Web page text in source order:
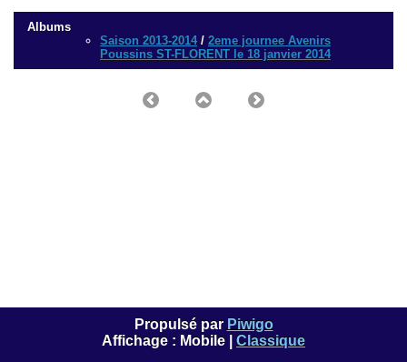
Albums
Saison 2013-2014 / 2eme journee Avenirs
Poussins ST-FLORENT le 18 janvier 2014
Propulsé par Piwigo
Affichage : Mobile Classique